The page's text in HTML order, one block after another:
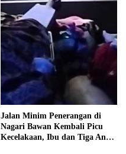
Jalan Minim Penerangan di
Nagari Bawan Kembali Picu
Kecelakaan, Ibu dan Tiga Anak